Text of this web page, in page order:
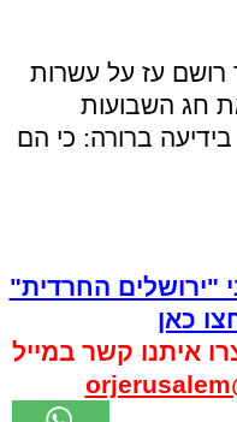
רושם עז על עשרות
חג השבועות
ברורה: כי הם
"ירושלים החרדית"
כאן
איתנו קשר במייל